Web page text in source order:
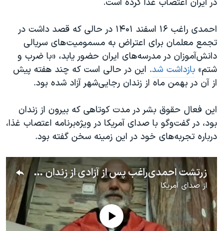
احمدی راغب ۱۶ اسفند ۱۴۰۱ در حالی که قصد داشت در
تجمع معلمان برای اعتراض به مسمومیت‌های سریالی
دانش‌آموزان در مدرسه‌های ایران حضور یابد، «با ضرب و
شتم» بازداشت شد. این در حالی است که چند هفته پیش
از آن در بهمن ماه از زندان رجایی‌شهر آزاد شده بود.
این فعال حقوق بشر در مدت کوتاهی که بیرون از زندان
بود، در گفت‌وگو با صدای آمریکا در ویژه‌برنامه اعتصاب غذا،
درباره تجربه‌های خود در این زمینه سخن گفته بود.
زرتشت احمدی‌راغب پس از آزادی از زندان از تجربه و نتایج اعتصاب غذا می‌گوید
ازصدای آمریکا
No media source currently available